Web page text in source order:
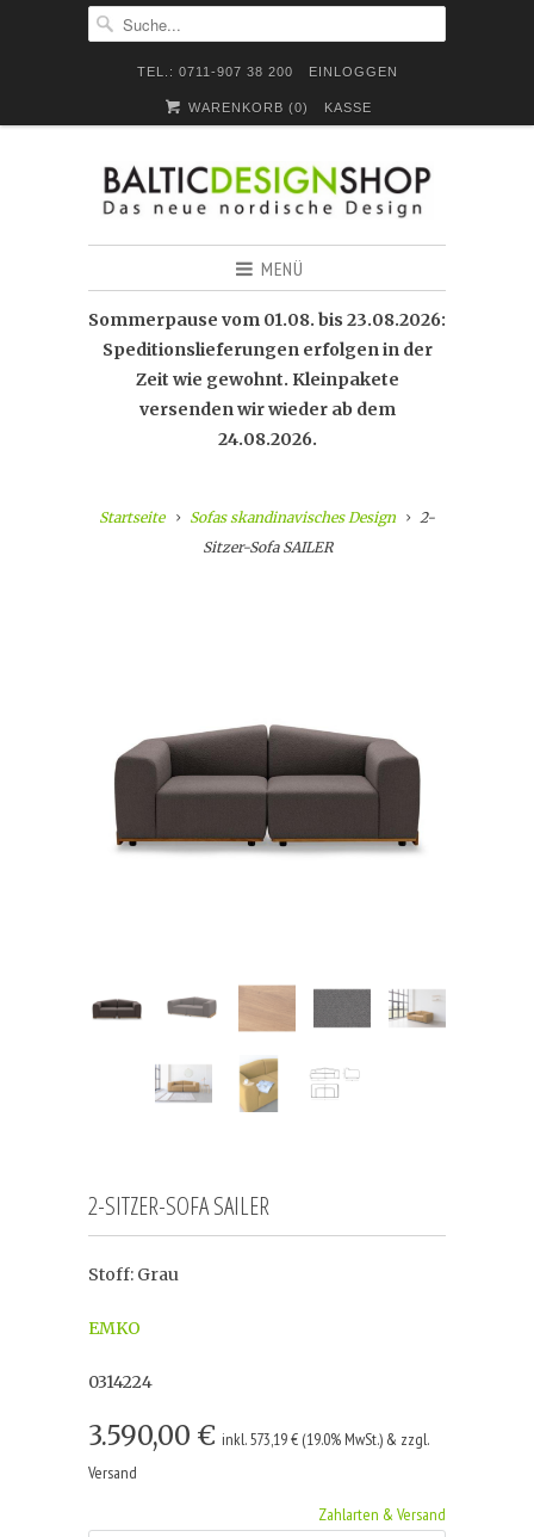
TEL.: 0711-907 38 200 EINLOGGEN
WARENKORB (0) KASSE
MENÜ
Sommerpause vom 01.08. bis 23.08.2026:
Speditionslieferungen erfolgen in der
Zeit wie gewohnt. Kleinpakete
versenden wir wieder ab dem
24.08.2026.
Startseite Sofas skandinavisches Design
2-
Sitzer-Sofa SAILER
2-SITZER-SOFA SAILER
Stoff: Grau
EMKO
0314224
3.590,00 € inkl. 573,19 € (19.0% MwSt.) & zzgl.
Versand
Zahlarten & Versand